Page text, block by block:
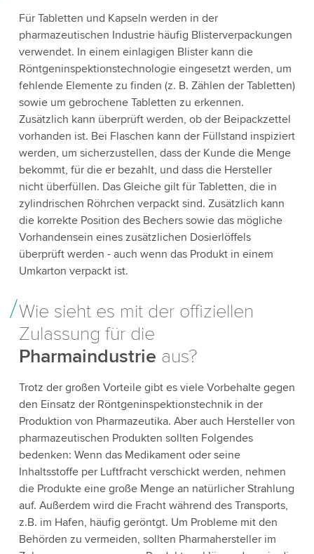
Für Tabletten und Kapseln werden in der
pharmazeutischen Industrie häufig Blisterverpackungen
verwendet. In einem einlagigen Blister kann die
Röntgeninspektionstechnologie eingesetzt werden, um
fehlende Elemente zu finden (z. B. Zählen der Tabletten)
sowie um gebrochene Tabletten zu erkennen.
Zusätzlich kann überprüft werden, ob der Beipackzettel
vorhanden ist. Bei Flaschen kann der Füllstand inspiziert
werden, um sicherzustellen, dass der Kunde die Menge
bekommt, für die er bezahlt, und dass die Hersteller
nicht überfüllen. Das Gleiche gilt für Tabletten, die in
zylindrischen Röhrchen verpackt sind. Zusätzlich kann
die korrekte Position des Bechers sowie das mögliche
Vorhandensein eines zusätzlichen Dosierlöffels
überprüft werden - auch wenn das Produkt in einem
Umkarton verpackt ist.
Wie sieht es mit der offiziellen
Zulassung für die
Pharmaindustrie aus?
Trotz der großen Vorteile gibt es viele Vorbehalte gegen
den Einsatz der Röntgeninspektionstechnik in der
Produktion von Pharmazeutika. Aber auch Hersteller von
pharmazeutischen Produkten sollten Folgendes
bedenken: Wenn das Medikament oder seine
Inhaltsstoffe per Luftfracht verschickt werden, nehmen
die Produkte eine große Menge an natürlicher Strahlung
auf. Außerdem wird die Fracht während des Transports,
z.B. im Hafen, häufig geröntgt. Um Probleme mit den
Behörden zu vermeiden, sollten Pharmahersteller im